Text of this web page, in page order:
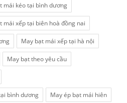
mái kéo tại bình dương
mái xếp tại biên hoà đồng nai
May bạt mái xếp tại hà nội
May bạt theo yêu cầu
bình dương May ép bạt mái hiên